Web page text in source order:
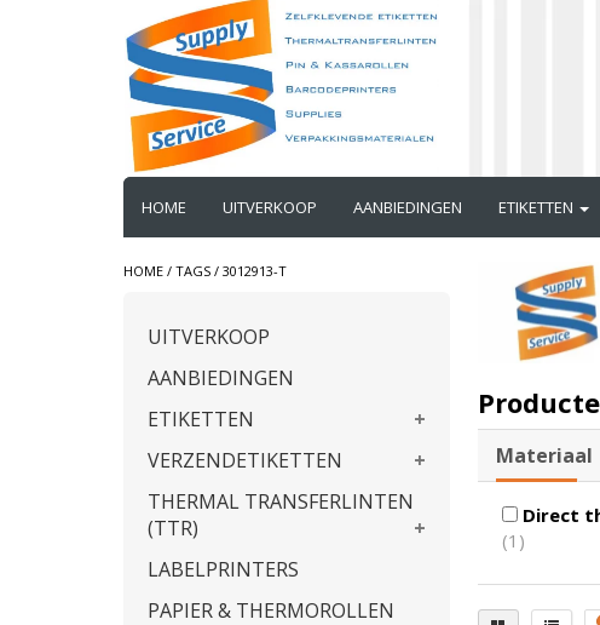
HOME UITVERKOOP AANBIEDINGEN ETIKETTEN
HOME / TAGS / 3012913-T
UITVERKOOP
AANBIEDINGEN
ETIKETTEN
VERZENDETIKETTEN
THERMAL TRANSFERLINTEN
(TTR)
LABELPRINTERS
PAPIER & THERMOROLLEN
Materiaal
Direct
(1)